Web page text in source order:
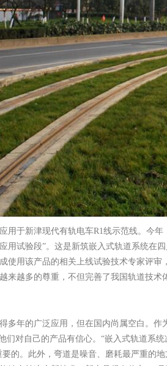
用于新津现代有轨电车R1线示范线。今
用试验段”。这是新筑嵌入式轨道系统在
使用该产品的相关上线试验技术专家评审
来越多的尊重，不但完善了我国轨道技术
多年的广泛应用，但在国内尚属空白。
们对自己的产品有信心。“嵌入式轨道系
的。此外，弯道是噪音、磨耗最严重的